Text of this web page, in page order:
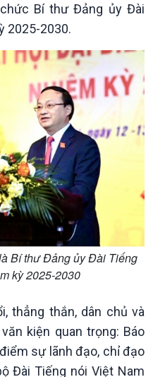
Bản tin
Chuyên mục
Thế giới
Tin thế giới
Vấn đề quốc tế
Hồ sơ sự kiện quốc tế
Bí thư Đảng ủy Đài
2025-2030.
Bí thư Đảng ủy Đài Tiếng
kỳ 2025-2030
thẳng thắn, dân chủ và
kiện quan trọng: Báo
sự lãnh đạo, chỉ đạo
Đài Tiếng nói Việt Nam